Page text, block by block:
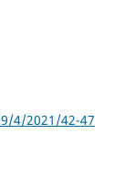
4/2021/42-47